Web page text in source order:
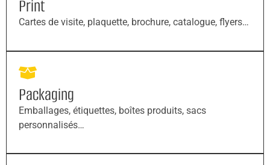
Print
Cartes de visite, plaquette, brochure, catalogue, flyers…
Packaging
Emballages, étiquettes, boîtes produits, sacs
personnalisés…